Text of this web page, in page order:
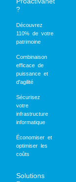
?
Découvrez
110% de votre
patrimoine
Combinaison
efficace de
puissance et
d'agilité
Sécurisez
votre
infrastructure
informatique
Économiser et
optimiser les
coûts
Solutions